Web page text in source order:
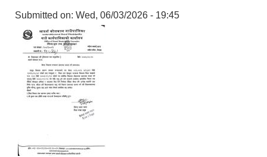
Submitted on: Wed, 06/03/2026 - 19:45